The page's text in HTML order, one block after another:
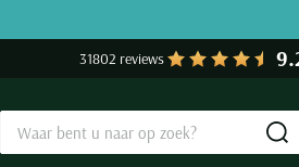
31802 reviews